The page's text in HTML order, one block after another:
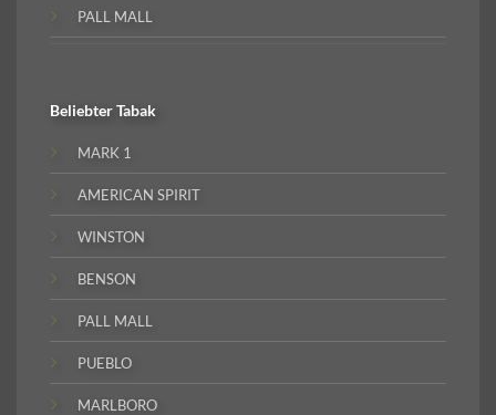
PALL MALL
BeliebterTabak
MARK 1
AMERICAN SPIRIT
WINSTON
BENSON
PALL MALL
PUEBLO
MARLBORO